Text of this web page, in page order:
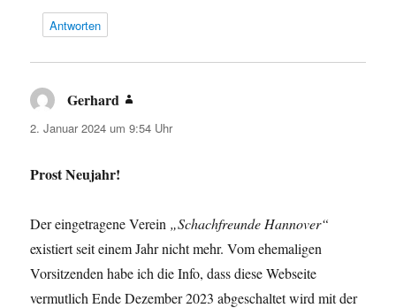
Antworten
Gerhard
2. Januar 2024 um 9:54 Uhr
Prost Neujahr!
Der eingetragene Verein „Schachfreunde Hannover“
existiert seit einem Jahr nicht mehr. Vom ehemaligen
Vorsitzenden habe ich die Info, dass diese Webseite
vermutlich Ende Dezember 2023 abgeschaltet wird mit der